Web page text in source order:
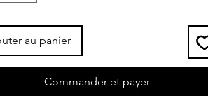
au panier
Commander et payer